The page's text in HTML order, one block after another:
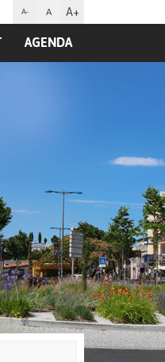
A- A A+
AGENDA